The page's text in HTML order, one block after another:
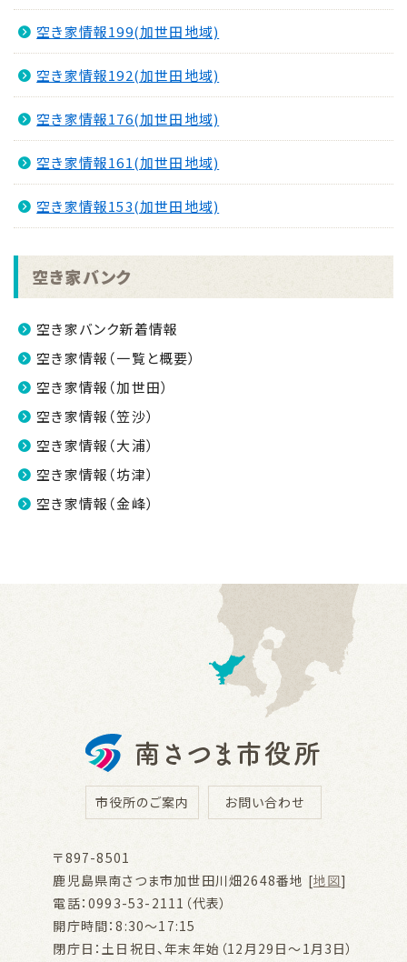
空き家情報199(加世田地域)
空き家情報192(加世田地域)
空き家情報176(加世田地域)
空き家情報161(加世田地域)
空き家情報153(加世田地域)
空き家バンク
空き家バンク新着情報
空き家情報（一覧と概要）
空き家情報（加世田）
空き家情報（笠沙）
空き家情報（大浦）
空き家情報（坊津）
空き家情報（金峰）
市役所のご案内 お問い合わせ
〒897-8501
鹿児島県南さつま市加世田川畑2648番地 [地図]
電話：0993-53-2111（代表）
開庁時間：8:30～17:15
閉庁日：土日祝日、年末年始（12月29日～1月3日）